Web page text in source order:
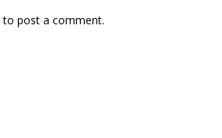
to post a comment.